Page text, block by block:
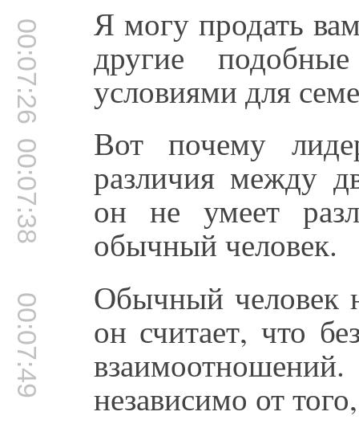
00:07:26 Я могу продать
другие
условиями для
00:07:38 Вот почему
различия между
он не умеет
обычный человек.
00:07:49 Обычный человек
он считает, что
независимо от